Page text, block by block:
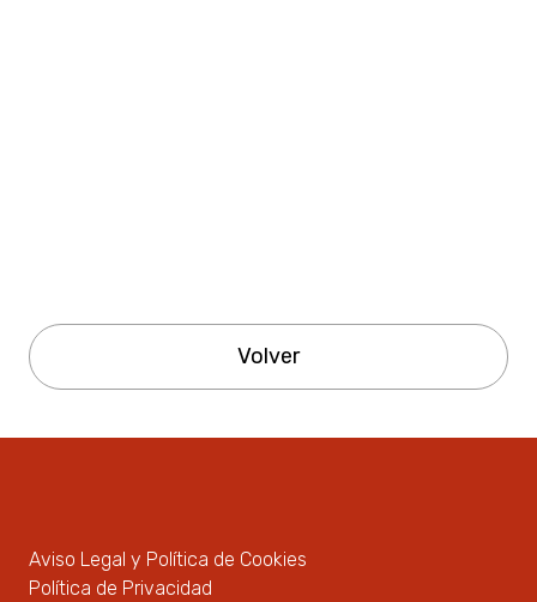
Volver
Aviso Legal y Política de Cookies
Política de Privacidad